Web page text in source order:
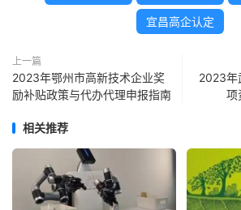
宜昌高企认定
上一篇
2023年鄂州市高新技术企业奖
励补贴政策与代办代理申报指南
2023年
项
相关推荐